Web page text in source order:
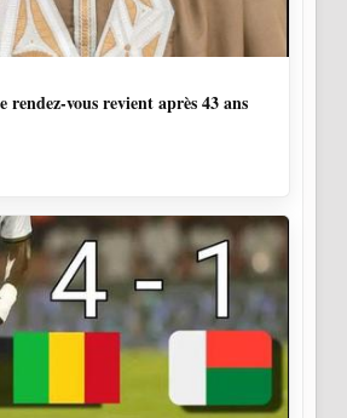
rendez-vous revient après 43 ans